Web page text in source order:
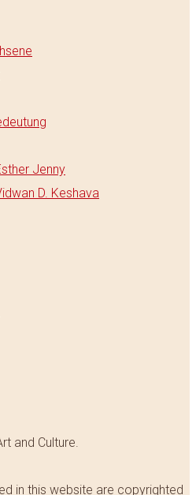
Jenny
D. Keshava
and Culture.
in this website are copyrighted